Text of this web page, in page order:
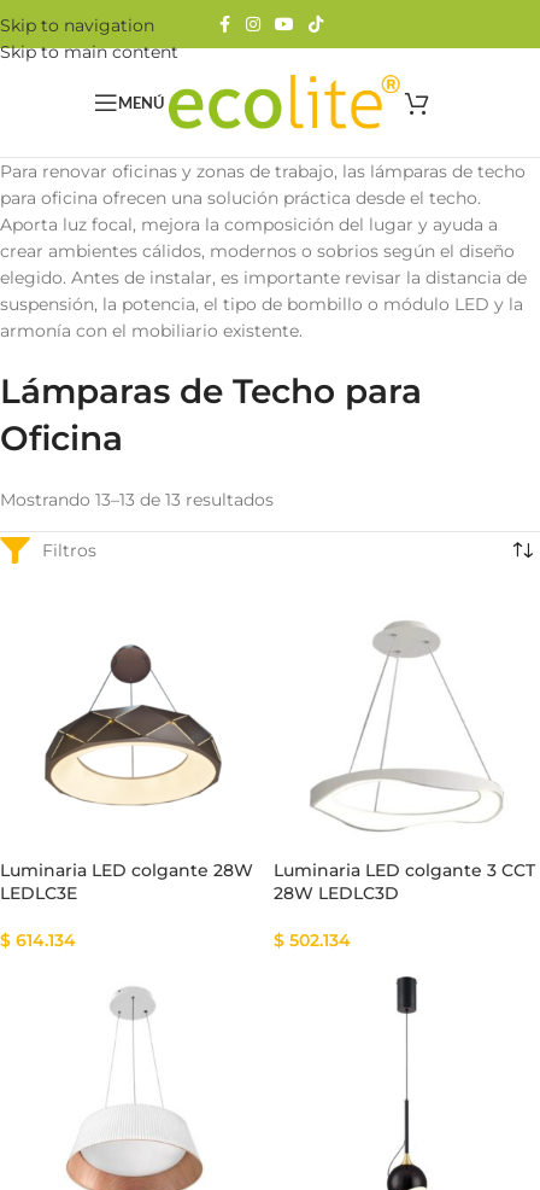
Skip to navigation
Skip to main content
MENÚ
Para renovar oficinas y zonas de trabajo, las lámparas de techo
para oficina ofrecen una solución práctica desde el techo.
Aporta luz focal, mejora la composición del lugar y ayuda a
crear ambientes cálidos, modernos o sobrios según el diseño
elegido. Antes de instalar, es importante revisar la distancia de
suspensión, la potencia, el tipo de bombillo o módulo LED y la
armonía con el mobiliario existente.
Lámparas de Techo para
Oficina
Mostrando 13–13 de 13 resultados
Luminaria LED colgante 28W
LEDLC3E
$ 614.134
Luminaria LED colgante 3 CCT
28W LEDLC3D
$ 502.134